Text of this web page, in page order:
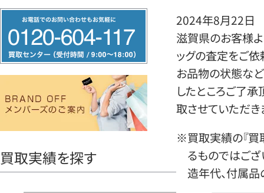
リ
ー
ヤ
買取実績を探す
2024年8月22日
滋賀県のお客様よ
ッグの査定をご依
お品物の状態など
したところご了
取させていただき
※買取実績の『買
るものではござ
造年代、付属品